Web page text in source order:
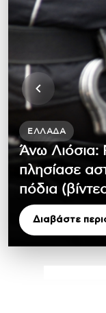
ΕΛΛΆΔΑ
Άνω Λιόσια:
πλησίασε
πόδια
Διαβάστε